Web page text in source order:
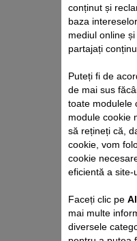
MINI
RAS
Pentru
conținut și
baza
mediul online
partajați
Puteți fi de
de mai sus
toate modulele
module cookie
să rețineți că,
cookie, vom
cookie
eficientă a site-
Faceți clic pe
mai multe
diversele